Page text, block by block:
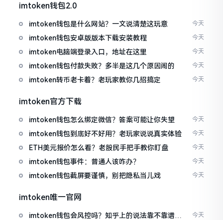
imtoken钱包2.0
imtoken钱包是什么网站？一文说清楚这玩意 今天
imtoken钱包安卓版版本下载安装教程 今天
imtoken电脑端登录入口，地址在这里 今天
imtoken钱包付款失败？多半是这几个原因闹的 今天
imtoken转币老卡着？老玩家教你几招搞定 今天
imtoken官方下载
imtoken钱包怎么绑定微信？答案可能让你失望 今天
imtoken钱包到底好不好用？老玩家说说真实体验 今天
ETH美元报价怎么看？老股民手把手教你盯盘 今天
imtoken钱包事件：普通人该咋办？ 今天
imtoken钱包截屏要谨慎，别把隐私当儿戏 今天
imtoken唯一官网
imtoken钱包会风控吗？知乎上的说法靠不靠谱，
今天